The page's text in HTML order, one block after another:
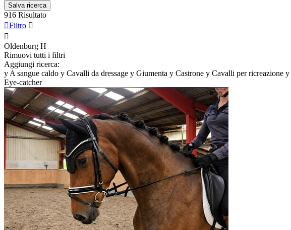
Salva ricerca
916 Risultato
Filtro 

Oldenburg H
Rimuovi tutti i filtri
Aggiungi ricerca:
y A sangue caldo y Cavalli da dressage y Giumenta y Castrone y Cavalli per ricreazione y
Eye-catcher